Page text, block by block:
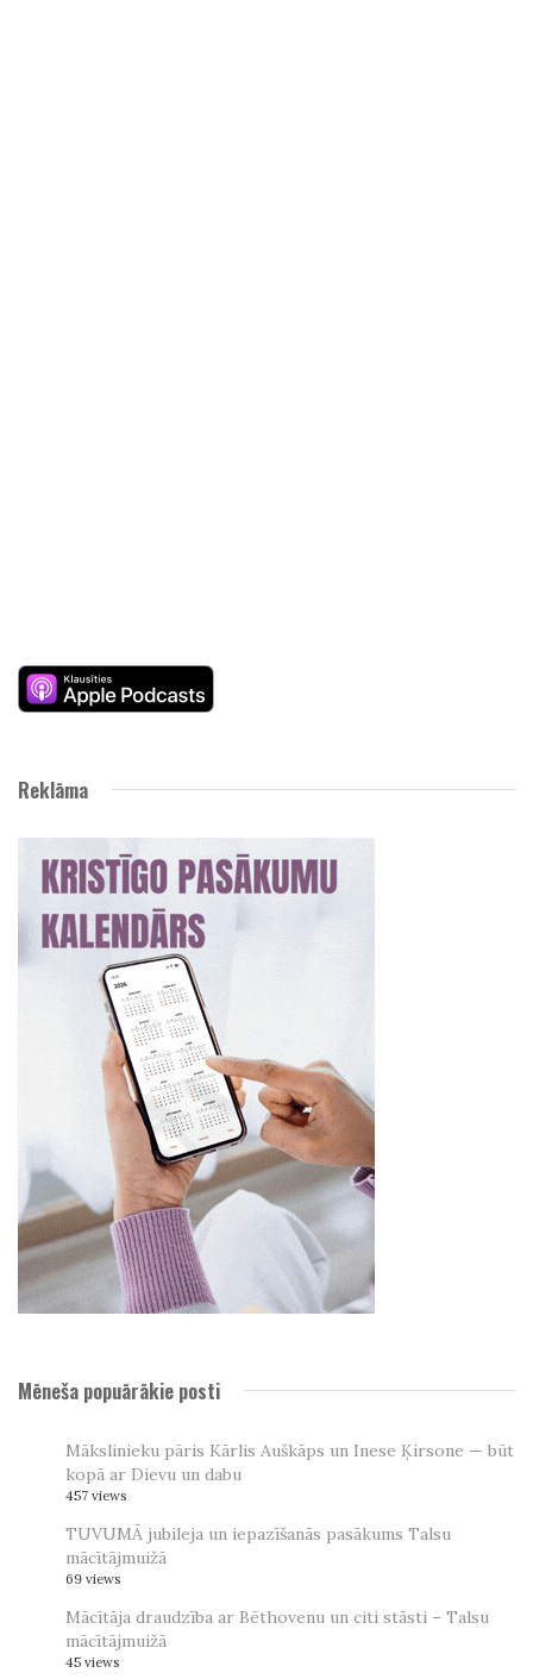
Reklāma
Mēneša popuārākie posti
Mākslinieku pāris Kārlis Auškāps un Inese Ķirsone — būt
kopā ar Dievu un dabu
457 views
TUVUMĀ jubileja un iepazīšanās pasākums Talsu
mācītājmuižā
69 views
Mācītāja draudzība ar Bēthovenu un citi stāsti – Talsu
mācītājmuižā
45 views